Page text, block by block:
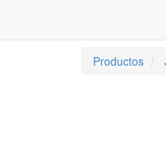
Productos